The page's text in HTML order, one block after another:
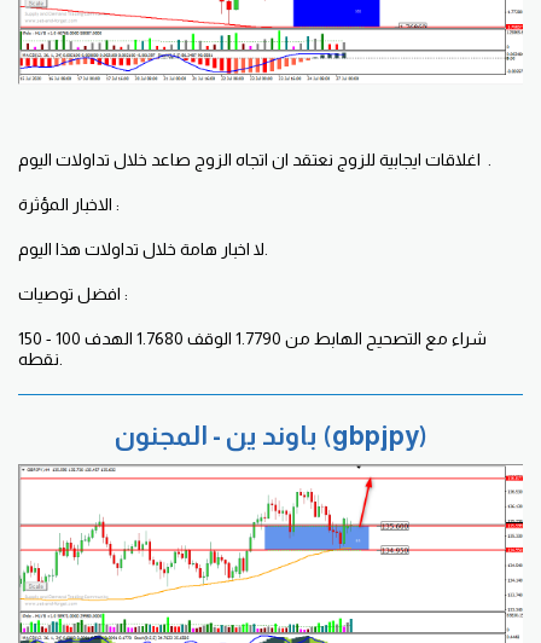
الاخبار المؤثرة :
افضل توصيات :
شراء مع التصحيح الهابط من 1.7790 الوقف 1.7680 الهدف 100 - 150
باوند ين - المجنون (gbpjpy)